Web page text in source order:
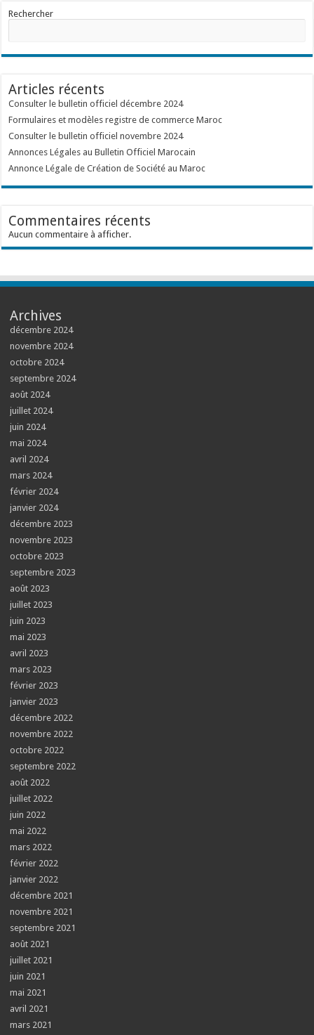
Rechercher
Articles récents
Consulter le bulletin officiel décembre 2024
Formulaires et modèles registre de commerce Maroc
Consulter le bulletin officiel novembre 2024
Annonces Légales au Bulletin Officiel Marocain
Annonce Légale de Création de Société au Maroc
Commentaires récents
Aucun commentaire à afficher.
Archives
décembre 2024
novembre 2024
octobre 2024
septembre 2024
août 2024
juillet 2024
juin 2024
mai 2024
avril 2024
mars 2024
février 2024
janvier 2024
décembre 2023
novembre 2023
octobre 2023
septembre 2023
août 2023
juillet 2023
juin 2023
mai 2023
avril 2023
mars 2023
février 2023
janvier 2023
décembre 2022
novembre 2022
octobre 2022
septembre 2022
août 2022
juillet 2022
juin 2022
mai 2022
mars 2022
février 2022
janvier 2022
décembre 2021
novembre 2021
septembre 2021
août 2021
juillet 2021
juin 2021
mai 2021
avril 2021
mars 2021